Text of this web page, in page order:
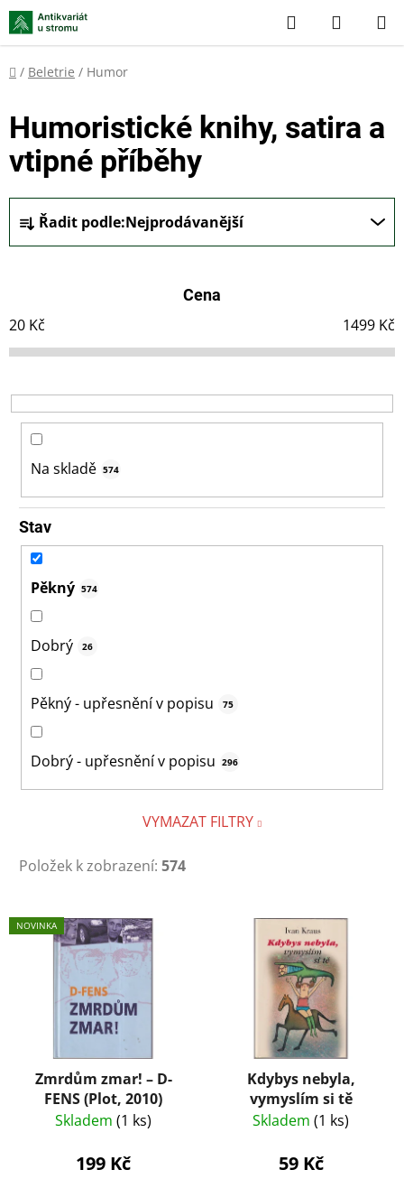
Přejít
na
obsah
Hledat
KOŠÍK
Domů
/ Beletrie / Humor
Humoristické knihy, satira a
vtipné příběhy
í
p
o
d
ů
Řadit podle:Nejprodávanější
Cena
20 Kč 1499 Kč
Na skladě 574
Stav
Pěkný 574
Dobrý 26
Pěkný - upřesnění v popisu 75
Dobrý - upřesnění v popisu 296
VYMAZAT FILTRY
Položek k zobrazení: 574
V
ý
NOVINKA
Zmrdům zmar! – D-
FENS (Plot, 2010)
Skladem (1 ks)
199 Kč
Kdybys nebyla,
vymyslím si tě
Skladem (1 ks)
59 Kč